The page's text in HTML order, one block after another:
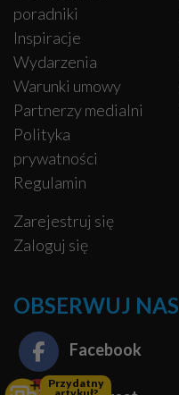
Przydatny
poradniki
Inspiracje
Wydarzenia
Warunki umowy
Partnerzy medialni
Polityka
prywatności
Regulamin
Zarejestruj się
Zaloguj się
OBSERWUJ NAS
Facebook